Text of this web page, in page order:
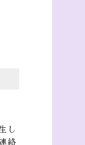
し
絡